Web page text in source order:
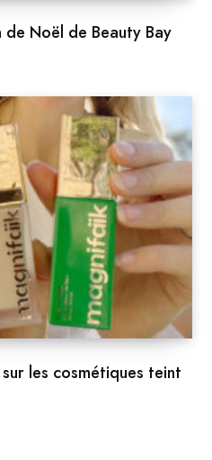
Noël de Beauty Bay
les cosmétiques teint